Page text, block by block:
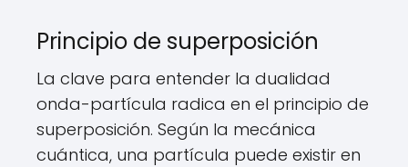
Principio de superposición
La clave para entender la dualidad
onda-partícula radica en el principio de
superposición. Según la mecánica
cuántica, una partícula puede existir en